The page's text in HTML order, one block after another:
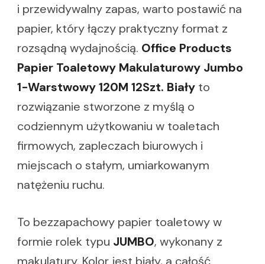
i przewidywalny zapas, warto postawić na
papier, który łączy praktyczny format z
rozsądną wydajnością. Office Products
Papier Toaletowy Makulaturowy Jumbo
1-Warstwowy 120M 12Szt. Biały to
rozwiązanie stworzone z myślą o
codziennym użytkowaniu w toaletach
firmowych, zapleczach biurowych i
miejscach o stałym, umiarkowanym
natężeniu ruchu.
To bezzapachowy papier toaletowy w
formie rolek typu JUMBO, wykonany z